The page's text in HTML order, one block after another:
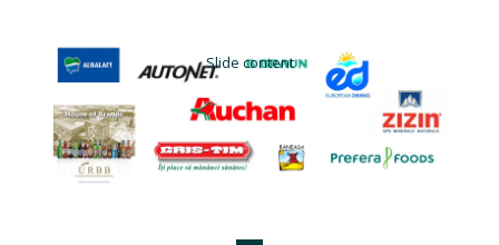
Slide content